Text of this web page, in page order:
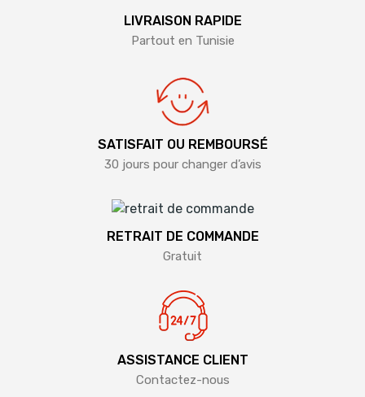
LIVRAISON RAPIDE
Partout en Tunisie
SATISFAIT OU REMBOURSÉ
30 jours pour changer d’avis
RETRAIT DE COMMANDE
Gratuit
ASSISTANCE CLIENT
Contactez-nous